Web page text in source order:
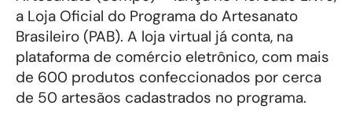
a Loja Oficial do Programa do Artesanato
Brasileiro (PAB). A loja virtual já conta, na
plataforma de comércio eletrônico, com mais
de 600 produtos confeccionados por cerca
de 50 artesãos cadastrados no programa.